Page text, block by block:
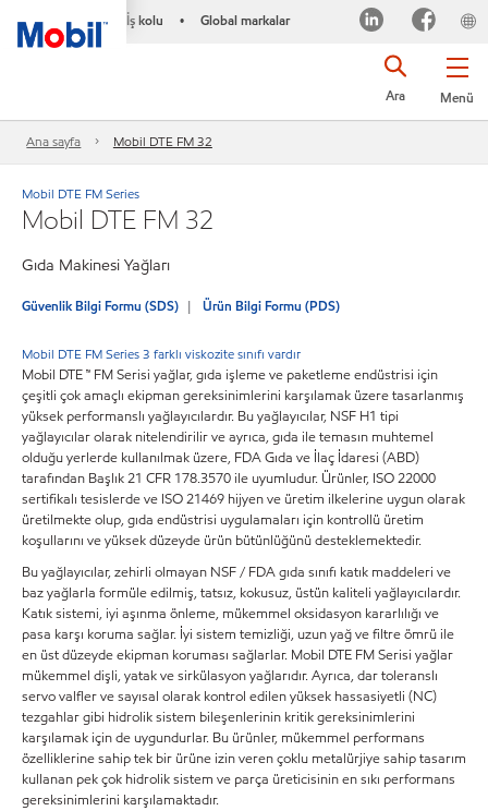
İş kolu • Global markalar
Menü
Ara
Ana sayfa Mobil DTE FM 32
Mobil DTE FM Series
Mobil DTE FM 32
Gıda Makinesi Yağları
Güvenlik Bilgi Formu (SDS) Ürün Bilgi Formu (PDS)
Mobil DTE FM Series 3 farklı viskozite sınıfı vardır
Mobil DTE ™ FM Serisi yağlar, gıda işleme ve paketleme endüstrisi için
çeşitli çok amaçlı ekipman gereksinimlerini karşılamak üzere tasarlanmış
yüksek performanslı yağlayıcılardır. Bu yağlayıcılar, NSF H1 tipi
yağlayıcılar olarak nitelendirilir ve ayrıca, gıda ile temasın muhtemel
olduğu yerlerde kullanılmak üzere, FDA Gıda ve İlaç İdaresi (ABD)
tarafından Başlık 21 CFR 178.3570 ile uyumludur. Ürünler, ISO 22000
sertifikalı tesislerde ve ISO 21469 hijyen ve üretim ilkelerine uygun olarak
üretilmekte olup, gıda endüstrisi uygulamaları için kontrollü üretim
koşullarını ve yüksek düzeyde ürün bütünlüğünü desteklemektedir.
Bu yağlayıcılar, zehirli olmayan NSF / FDA gıda sınıfı katık maddeleri ve
baz yağlarla formüle edilmiş, tatsız, kokusuz, üstün kaliteli yağlayıcılardır.
Katık sistemi, iyi aşınma önleme, mükemmel oksidasyon kararlılığı ve
pasa karşı koruma sağlar. İyi sistem temizliği, uzun yağ ve filtre ömrü ile
en üst düzeyde ekipman koruması sağlarlar. Mobil DTE FM Serisi yağlar
mükemmel dişli, yatak ve sirkülasyon yağlarıdır. Ayrıca, dar toleranslı
servo valfler ve sayısal olarak kontrol edilen yüksek hassasiyetli (NC)
tezgahlar gibi hidrolik sistem bileşenlerinin kritik gereksinimlerini
karşılamak için de uygundurlar. Bu ürünler, mükemmel performans
özelliklerine sahip tek bir ürüne izin veren çoklu metalürjiye sahip tasarım
kullanan pek çok hidrolik sistem ve parça üreticisinin en sıkı performans
gereksinimlerini karşılamaktadır.